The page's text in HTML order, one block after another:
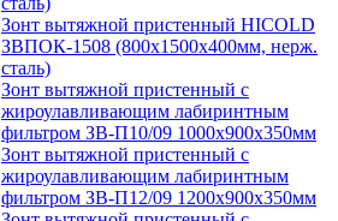
Зонт вытяжной пристенный HICOLD
ЗВПОК-1508 (800х1500х400мм, нерж.
сталь)
Зонт вытяжной пристенный с
жироулавливающим лабиринтным
фильтром ЗВ-П10/09 1000х900х350мм
Зонт вытяжной пристенный с
жироулавливающим лабиринтным
фильтром ЗВ-П12/09 1200х900х350мм